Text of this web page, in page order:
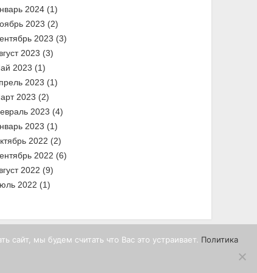
2024 (1)
2023 (2)
2023 (3)
2023 (3)
2023 (1)
2023 (1)
2023 (2)
2023 (4)
2023 (1)
2022 (2)
2022 (6)
2022 (9)
2022 (1)
сайт, мы будем считать что Вас это устраивает. Политика